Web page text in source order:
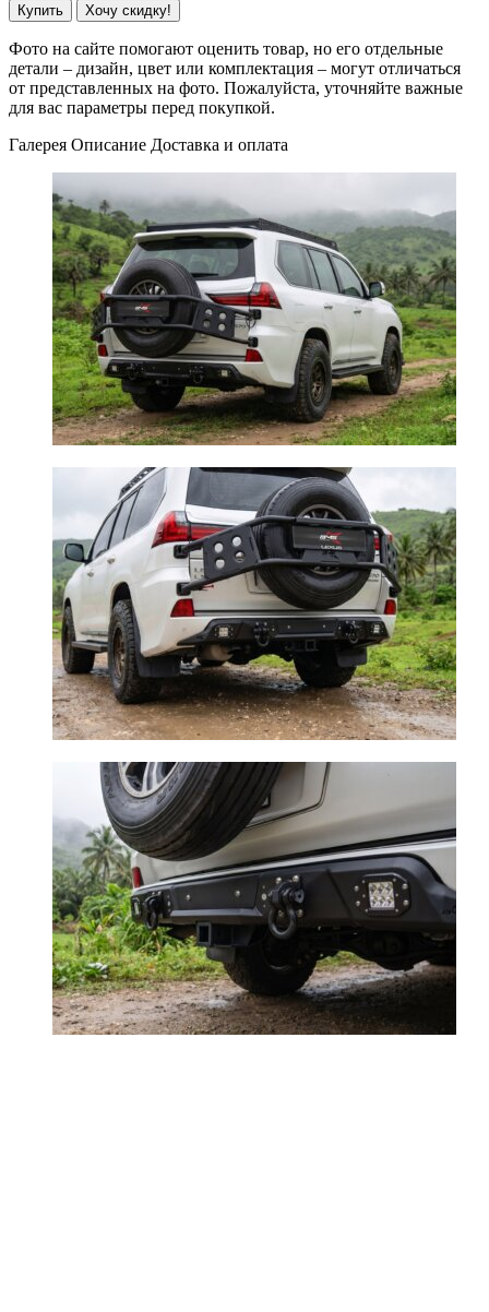
Купить Хочу скидку!
Фото на сайте помогают оценить товар, но его отдельные
детали – дизайн, цвет или комплектация – могут отличаться
от представленных на фото. Пожалуйста, уточняйте важные
для вас параметры перед покупкой.
Галерея Описание Доставка и оплата